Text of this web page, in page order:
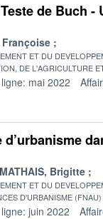
de Buch
Françoise
ET DU
DE L'AGRICULTURE
mai 2022
d’urbanisme
Brigitte
ET DU
D'URBANISME (FNAU)
juin 2022